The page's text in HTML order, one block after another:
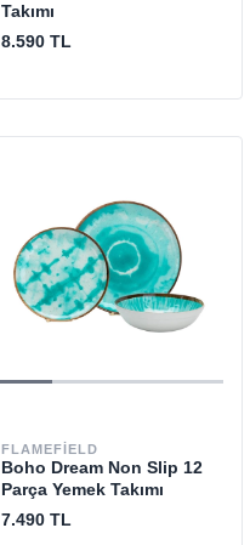
Takımı
8.590 TL
FLAMEFIELD
Boho Dream Non Slip 12
Parça Yemek Takımı
7.490 TL